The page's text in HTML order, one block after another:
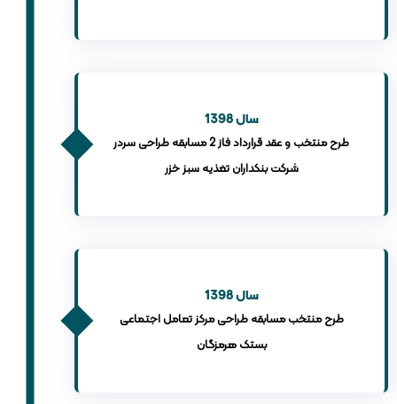
سال 1398
طرح منتخب و عقد قرارداد فاز 2 مسابقه طراحی سردر
شرکت بنکداران تغذیه سبز خزر
سال 1398
طرح منتخب مسابقه طراحی مرکز تعامل اجتماعی
بستک هرمزگان